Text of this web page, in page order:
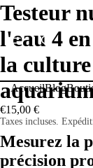
AccueilBlog
Testeur
l'eau 4
la
€15,00 €
Taxes incluses.
Mesurez la
précision